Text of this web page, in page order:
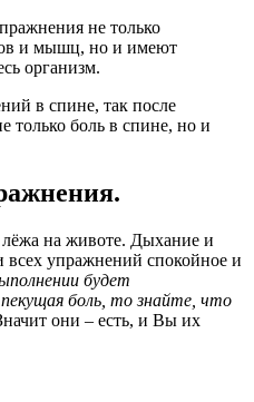
не только
и мышц, но и имеют
организм.
в спине, так после
только боль в спине, но и
на животе. Дыхание и
упражнений спокойное и
будет
боль, то знайте, что
они – есть, и Вы их